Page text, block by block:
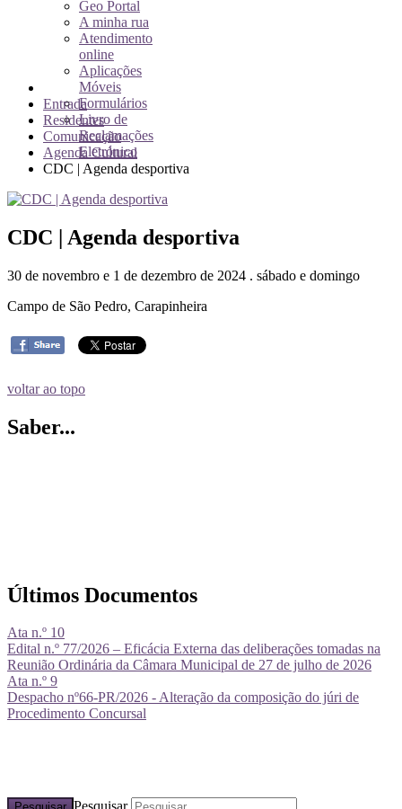
Geo Portal
A minha rua
Atendimento
online
Aplicações
Móveis
Formulários
Livro de
Reclamações
Eletrónico
Entrada
Residentes
Comunicação
Agenda Cultural
CDC | Agenda desportiva
CDC | Agenda desportiva
30 de novembro e 1 de dezembro de 2024 . sábado e domingo
Campo de São Pedro, Carapinheira
voltar ao topo
Saber...
Últimos Documentos
Ata n.º 10
Edital n.º 77/2026 – Eficácia Externa das deliberações tomadas na
Reunião Ordinária da Câmara Municipal de 27 de julho de 2026
Ata n.º 9
Despacho nº66-PR/2026 - Alteração da composição do júri de
Procedimento Concursal